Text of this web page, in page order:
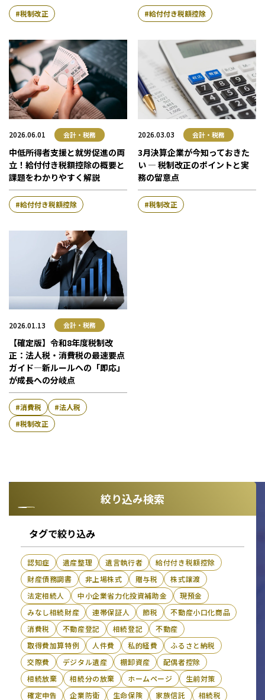
税制改正 給付付き税額控除
2026.06.01 会計・税務
中低所得者支援と就労促進の両
立！給付付き税額控除の概要と
課題をわかりやすく解説
給付付き税額控除
2026.03.03 会計・税務
3月決算企業が今知っておきた
い ― 税制改正のポイントと実
務の留意点
税制改正
2026.01.13 会計・税務
【確定版】令和8年度税制改
正：法人税・消費税の最速要点
ガイド―新ルールへの「即応」
が成長への分岐点
消費税
法人税
税制改正
絞り込み検索
タグで絞り込み
認知症 遺産整理 遺言執行者
給付付き税額控除
財産債務調書
非上場株式 贈与税
株式譲渡
法定相続人
中小企業省力化投資補助金
現預金
みなし相続財産
連帯保証人 節税
不動産小口化商品
消費税
不動産登記 相続登記
不動産
取得費加算特例
人件費 私的経費
ふるさと納税
交際費
デジタル遺産 棚卸資産
配偶者控除
相続放棄
相続分の放棄 ホームページ
生前対策
確定申告
企業防衛 生命保険 家族信託 相続税